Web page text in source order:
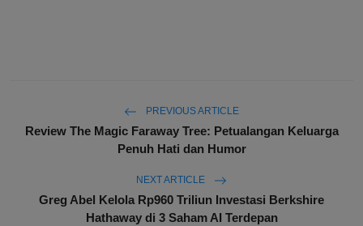
PREVIOUS ARTICLE
Review The Magic Faraway Tree: Petualangan Keluarga
Penuh Hati dan Humor
NEXT ARTICLE
Greg Abel Kelola Rp960 Triliun Investasi Berkshire
Hathaway di 3 Saham AI Terdepan